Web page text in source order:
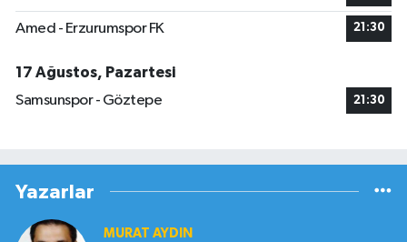
Amed - Erzurumspor FK 21:30
17 Ağustos, Pazartesi
Samsunspor - Göztepe
21:30
Yazarlar
MURAT AYDIN